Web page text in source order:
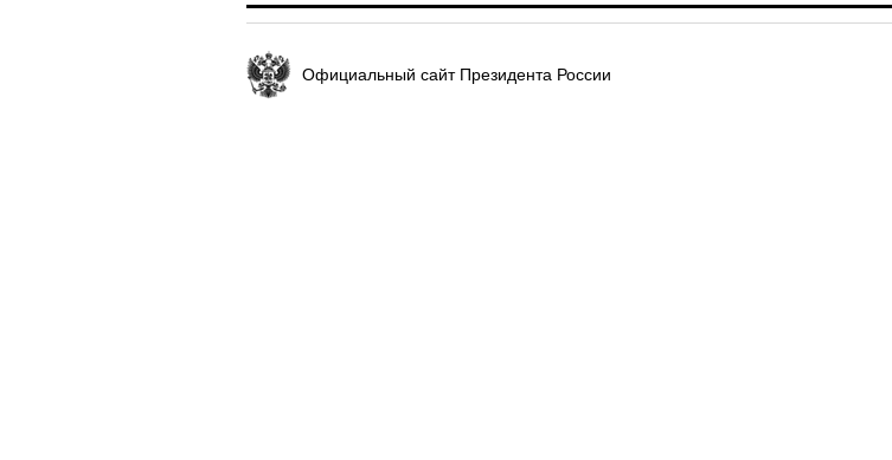
Официальный сайт Президента России